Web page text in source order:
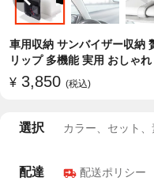
車用収納 サンバイザー収納
リップ 多機能 実用 おしゃれ
¥ 3,850 (税込)
選択 カラー、セット
配達 配送ポリシー